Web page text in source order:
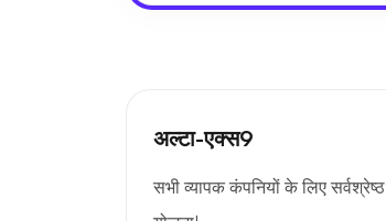
अल्टा-एक्स9
सभी व्यापक कंपनियों के लिए सर्वश्रेष्ठ